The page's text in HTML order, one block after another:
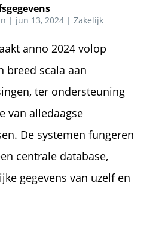
| jun 13, 2024| Zakelijk
anno 2024 volop
breed scala aan
ter ondersteuning
van alledaagse
De systemen fungeren
centrale database,
gegevens van uzelf en